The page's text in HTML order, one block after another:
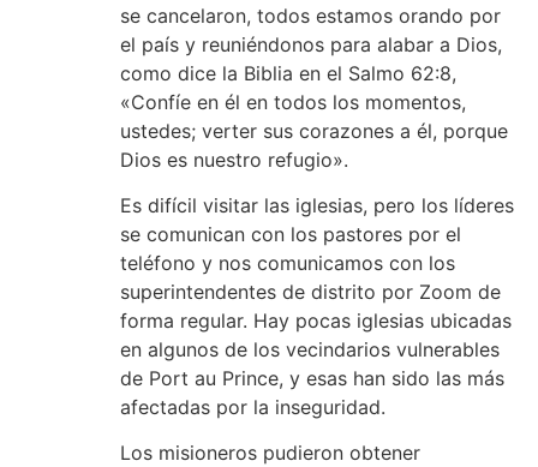
se cancelaron, todos estamos orando por
el país y reuniéndonos para alabar a Dios,
como dice la Biblia en el Salmo 62:8,
«Confíe en él en todos los momentos,
ustedes; verter sus corazones a él, porque
Dios es nuestro refugio».
Es difícil visitar las iglesias, pero los líderes
se comunican con los pastores por el
teléfono y nos comunicamos con los
superintendentes de distrito por Zoom de
forma regular. Hay pocas iglesias ubicadas
en algunos de los vecindarios vulnerables
de Port au Prince, y esas han sido las más
afectadas por la inseguridad.
Los misioneros pudieron obtener